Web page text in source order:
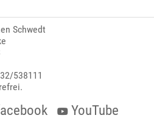
Schwedt
538111
YouTube